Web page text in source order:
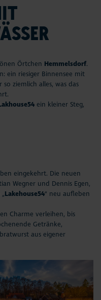
Örtchen Hemmelsdorf.
ein riesiger Binnensee mit
ziemlich alles, was das
ein kleiner Steg,
eingekehrt. Die neuen
Wegner und Dennis Egen,
Lakehouse54“ neu aufleben
Charme verleihen, bis
Getränke,
aus eigener